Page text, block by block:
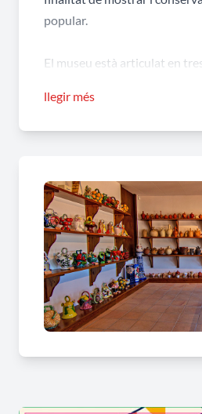
popular.
El museu està articulat en
origen territorial. Aquesta
de treball habituals d’un
La primera sala de la planta
Esparreguera, la segona la de
d’Empordà, la tercera la de
Cardedeu. A la quarta sala
motlles i materials
teuleria Grossa. A
llegir més